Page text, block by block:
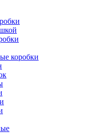
коробки